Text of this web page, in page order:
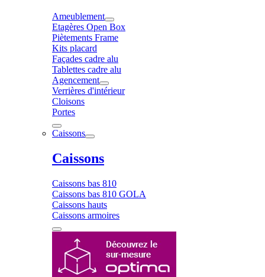
Ameublement
Etagères Open Box
Piètements Frame
Kits placard
Façades cadre alu
Tablettes cadre alu
Agencement
Verrières d'intérieur
Cloisons
Portes
Caissons
Caissons
Caissons bas 810
Caissons bas 810 GOLA
Caissons hauts
Caissons armoires